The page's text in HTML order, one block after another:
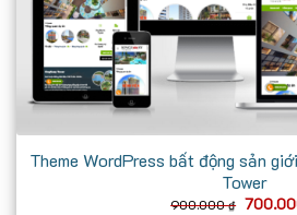
Theme WordPress bất động sản
Tower
900.000₫ Giá